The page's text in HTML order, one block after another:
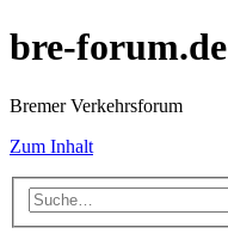
bre-forum.de
Bremer Verkehrsforum
Zum Inhalt